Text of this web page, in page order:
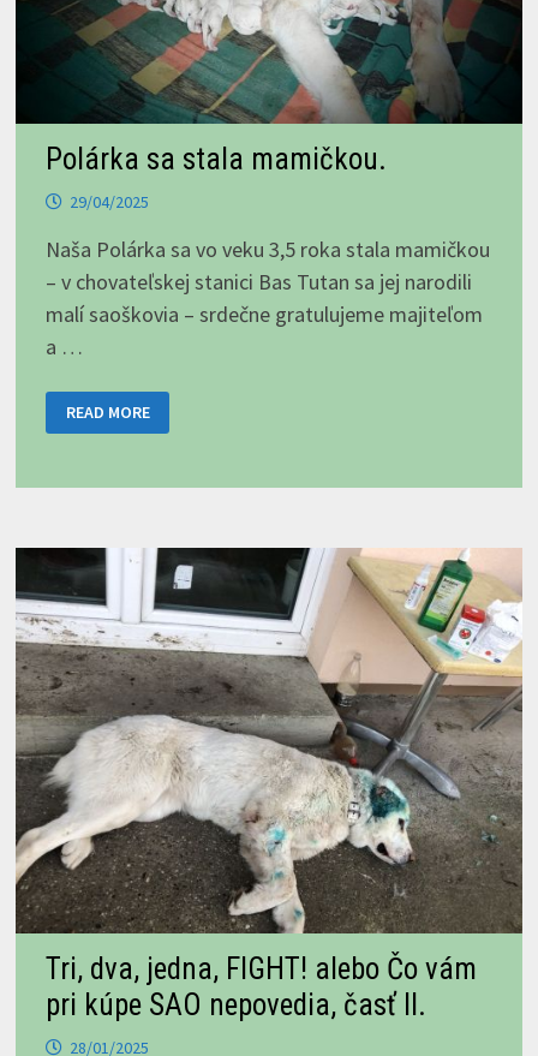
Polárka sa stala mamičkou.
29/04/2025
Naša Polárka sa vo veku 3,5 roka stala mamičkou
– v chovateľskej stanici Bas Tutan sa jej narodili
malí saoškovia – srdečne gratulujeme majiteľom
a …
POLÁRKA
SA
STALA
READ MORE
Tri, dva, jedna, FIGHT! alebo Čo vám
pri kúpe SAO nepovedia, časť II.
28/01/2025